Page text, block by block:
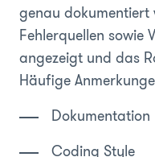
genau dokumentiert
Fehlerquellen sowie
angezeigt und das
Häufige
Dokumentation
Coding Style